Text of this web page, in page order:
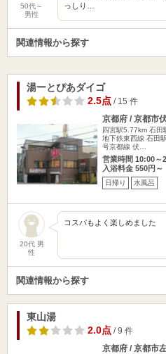
50代～
男性
っしり…
関連情報から探す
湯ーとぴあダイゴ
2.5点/ 15 件
京都府 / 京都市
四宮駅5.77km 石田
地下鉄東西線 石田
号京都線 伏…
営業時間 10:00～
入浴料金 550円～
日帰り 水風呂
20代 男
性
コスパもよく楽しめました
関連情報から探す
東山湯
2.0点/ 9 件
京都府 / 京都市